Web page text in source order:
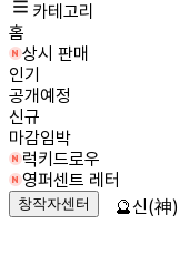
카테고리
홈
상시 판매
인기
공개예정
신규
마감임박
럭키드로우
영퍼센트 레터
창작자센터 🔮신(神)